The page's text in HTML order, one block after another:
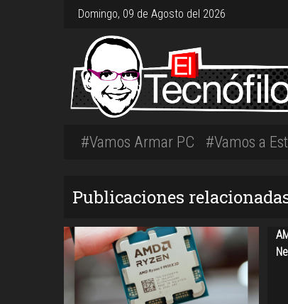
Domingo, 09 de Agosto del 2026
#Vamos Armar PC #Vamos a
Publicaciones